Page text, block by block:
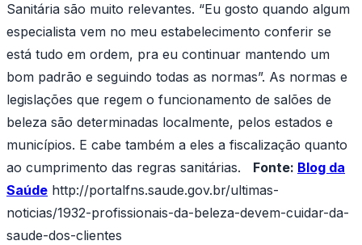
Sanitária são muito relevantes. “Eu gosto quando algum
especialista vem no meu estabelecimento conferir se
está tudo em ordem, pra eu continuar mantendo um
bom padrão e seguindo todas as normas”. As normas e
legislações que regem o funcionamento de salões de
beleza são determinadas localmente, pelos estados e
municípios. E cabe também a eles a fiscalização quanto
ao cumprimento das regras sanitárias. Fonte: Blog da
Saúde http://portalfns.saude.gov.br/ultimas-
noticias/1932-profissionais-da-beleza-devem-cuidar-da-
saude-dos-clientes